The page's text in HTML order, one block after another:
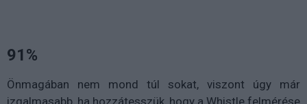
91%
Önmagában nem mond túl sokat, viszont úgy már
izgalmasabb, ha hozzátesszük, hogy a Whistle felmérése